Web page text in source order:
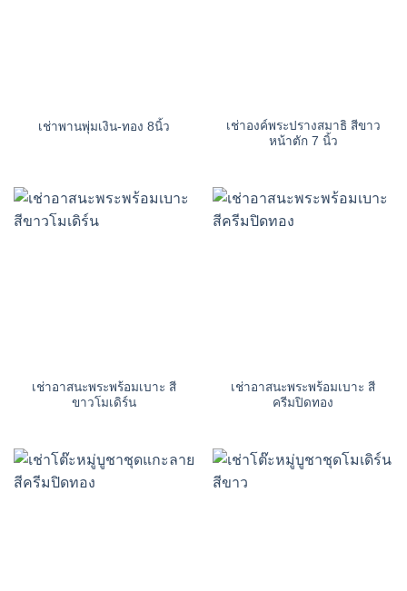
เช่าพานพุ่มเงิน-ทอง 8นิ้ว
เช่าองค์พระปรางสมาธิ สีขาว
หน้าตัก 7 นิ้ว
เช่าอาสนะพระพร้อมเบาะ สี
ขาวโมเดิร์น
เช่าอาสนะพระพร้อมเบาะ สี
ครีมปิดทอง